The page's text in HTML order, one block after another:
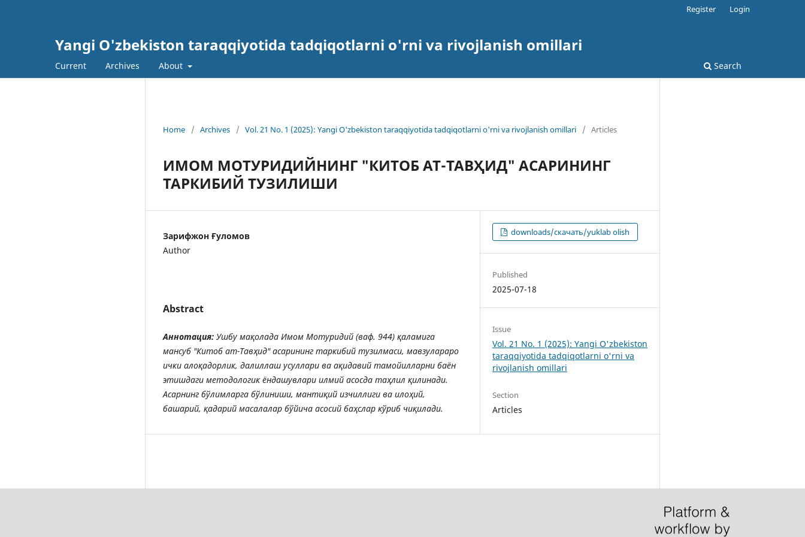
Yangi O'zbekiston taraqqiyotida tadqiqotlarni o'rni va rivojlanish omillari
Current Archives About Search
Register Login
Home / Archives / Vol. 21 No. 1 (2025): Yangi O'zbekiston taraqqiyotida tadqiqotlarni o'rni va rivojlanish omillari / Articles
ИМОМ МОТУРИДИЙНИНГ "КИТОБ АТ-ТАВҲИД" АСАРИНИНГ
ТАРКИБИЙ ТУЗИЛИШИ
Зарифжон Ғуломов
Author
Abstract
Аннотация: Ушбу мақолада Имом Мотуридий (ваф. 944) қаламига
мансуб "Китоб ат-Тавҳид"асарининг таркибий тузилмаси, мавзулараро
ички алоқадорлик, далиллаш усуллари ва ақидавий тамойилларни баён
этишдаги методологик ёндашувлари илмий асосда таҳлил қилинади.
Асарнинг бўлимларга бўлиниши, мантиқий изчиллиги ва илоҳий,
башарий, қадарий масалалар бўйича асосий баҳслар кўриб чиқилади.
downloads/скачать/yuklab olish
Published
2025-07-18
Issue
Vol. 21 No. 1 (2025): Yangi O'zbekiston
taraqqiyotida tadqiqotlarni o'rni va
rivojlanish omillari
Section
Articles